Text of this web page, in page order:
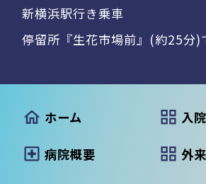
新横浜駅行き乗車
停留所『生花市場前』(約25分)
ホーム
病院概要
入
外